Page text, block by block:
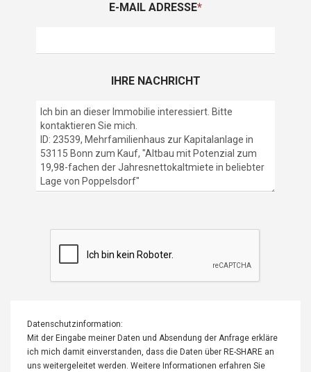
E-MAIL ADRESSE*
IHRE NACHRICHT
Datenschutzinformation:
Mit der Eingabe meiner Daten und Absendung der Anfrage erkläre
ich mich damit einverstanden, dass die Daten über RE-SHARE an
uns weitergeleitet werden. Weitere Informationen erfahren Sie